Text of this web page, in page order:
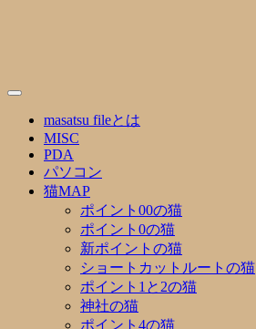
masatsu fileとは
MISC
PDA
パソコン
猫MAP
ポイント00の猫
ポイント0の猫
新ポイントの猫
ショートカットルートの猫
ポイント1と2の猫
神社の猫
ポイント4の猫